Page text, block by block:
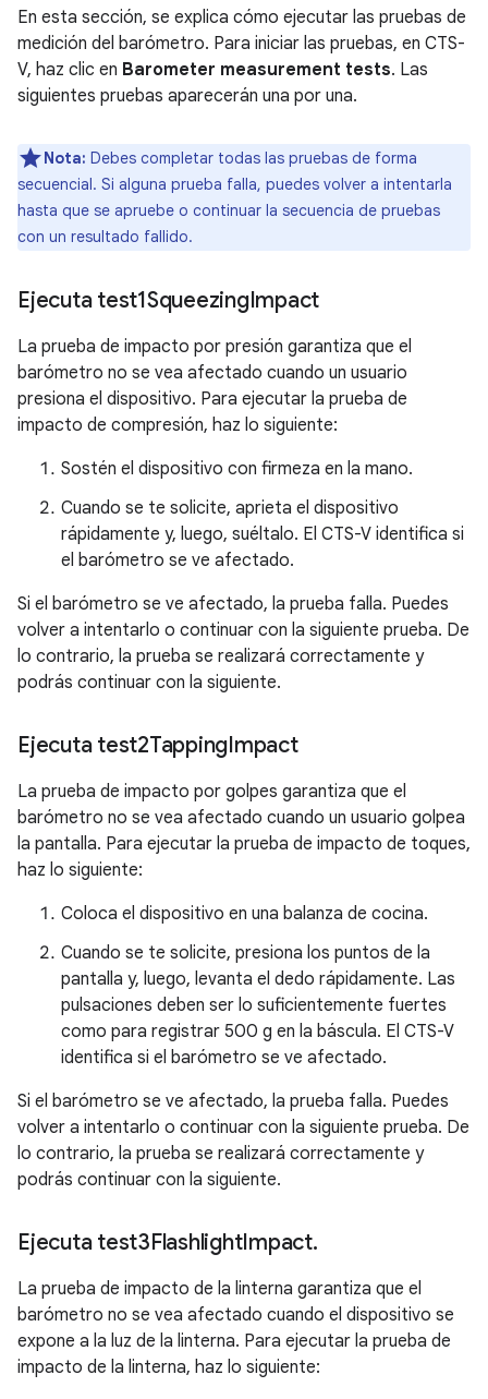
En esta sección, se explica cómo ejecutar las pruebas de
medición del barómetro. Para iniciar las pruebas, en CTS-
V, haz clic en Barometer measurement tests. Las
siguientes pruebas aparecerán una por una.
Nota: Debes completar todas las pruebas de forma
secuencial. Si alguna prueba falla, puedes volver a intentarla
hasta que se apruebe o continuar la secuencia de pruebas
con un resultado fallido.
Ejecuta test1SqueezingImpact
La prueba de impacto por presión garantiza que el
barómetro no se vea afectado cuando un usuario
presiona el dispositivo. Para ejecutar la prueba de
impacto de compresión, haz lo siguiente:
Sostén el dispositivo con firmeza en la mano.
Cuando se te solicite, aprieta el dispositivo
rápidamente y, luego, suéltalo. El CTS-V identifica si
el barómetro se ve afectado.
Si el barómetro se ve afectado, la prueba falla. Puedes
volver a intentarlo o continuar con la siguiente prueba. De
lo contrario, la prueba se realizará correctamente y
podrás continuar con la siguiente.
Ejecuta test2TappingImpact
La prueba de impacto por golpes garantiza que el
barómetro no se vea afectado cuando un usuario golpea
la pantalla. Para ejecutar la prueba de impacto de toques,
haz lo siguiente:
Coloca el dispositivo en una balanza de cocina.
Cuando se te solicite, presiona los puntos de la
pantalla y, luego, levanta el dedo rápidamente. Las
pulsaciones deben ser lo suficientemente fuertes
como para registrar 500 g en la báscula. El CTS-V
identifica si el barómetro se ve afectado.
Si el barómetro se ve afectado, la prueba falla. Puedes
volver a intentarlo o continuar con la siguiente prueba. De
lo contrario, la prueba se realizará correctamente y
podrás continuar con la siguiente.
Ejecuta test3FlashlightImpact.
La prueba de impacto de la linterna garantiza que el
barómetro no se vea afectado cuando el dispositivo se
expone a la luz de la linterna. Para ejecutar la prueba de
impacto de la linterna, haz lo siguiente: